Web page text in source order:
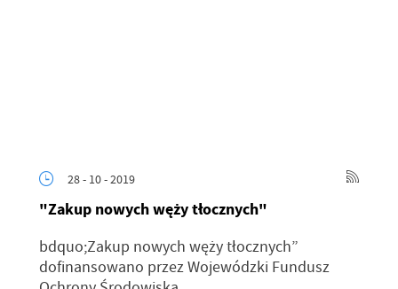
28 - 10 - 2019
"Zakup nowych węży tłocznych"
bdquo;Zakup nowych węży tłocznych”
dofinansowano przez Wojewódzki Fundusz